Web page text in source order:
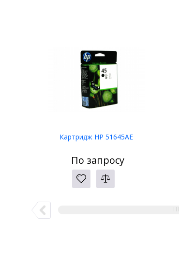
Картридж HP 51645AE
По запросу